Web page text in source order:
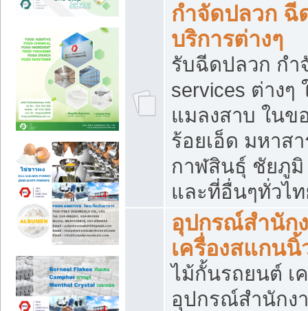
กำจัดปลวก ฉี
บริการต่างๆ
รับฉีดปลวก กำ
services ต่าง
แมลงสาบ ใน
ร้อยเอ็ด มหาส
กาฬสินธุ์ ชัยภู
และที่อื่นๆทั่วไ
อุปกรณ์สำนัก
เครื่องสแกนนิ้
ไม้กั้นรถยนต์ เ
อุปกรณ์สำนักง